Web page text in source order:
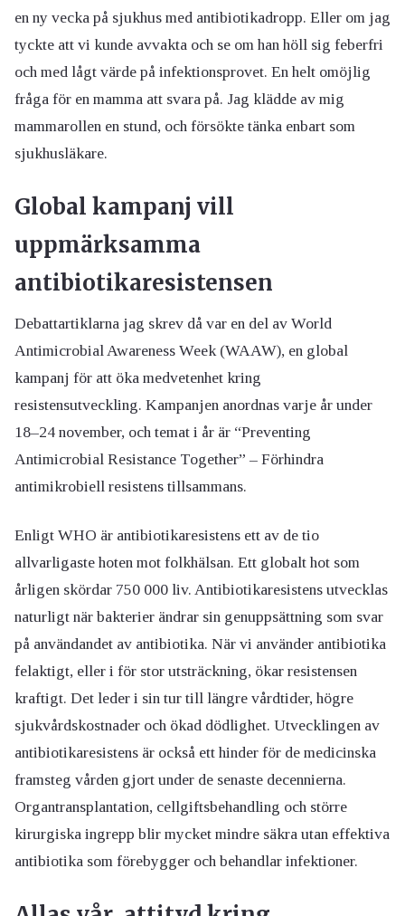
en ny vecka på sjukhus med antibiotikadropp. Eller om jag
tyckte att vi kunde avvakta och se om han höll sig feberfri
och med lågt värde på infektionsprovet. En helt omöjlig
fråga för en mamma att svara på. Jag klädde av mig
mammarollen en stund, och försökte tänka enbart som
sjukhusläkare.
Global kampanj vill
uppmärksamma
antibiotikaresistensen
Debattartiklarna jag skrev då var en del av World
Antimicrobial Awareness Week (WAAW), en global
kampanj för att öka medvetenhet kring
resistensutveckling. Kampanjen anordnas varje år under
18–24 november, och temat i år är “Preventing
Antimicrobial Resistance Together” – Förhindra
antimikrobiell resistens tillsammans.
Enligt WHO är antibiotikaresistens ett av de tio
allvarligaste hoten mot folkhälsan. Ett globalt hot som
årligen skördar 750 000 liv. Antibiotikaresistens utvecklas
naturligt när bakterier ändrar sin genuppsättning som svar
på användandet av antibiotika. När vi använder antibiotika
felaktigt, eller i för stor utsträckning, ökar resistensen
kraftigt. Det leder i sin tur till längre vårdtider, högre
sjukvårdskostnader och ökad dödlighet. Utvecklingen av
antibiotikaresistens är också ett hinder för de medicinska
framsteg vården gjort under de senaste decennierna.
Organtransplantation, cellgiftsbehandling och större
kirurgiska ingrepp blir mycket mindre säkra utan effektiva
antibiotika som förebygger och behandlar infektioner.